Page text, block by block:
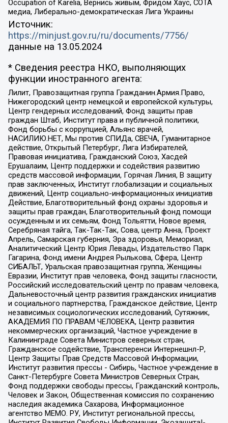
Occupation of Karelia, Вернись живым, Фридом Хаус, СОТА
медиа, Либерально-демократическая Лига Украины
Источник:
https://minjust.gov.ru/ru/documents/7756/
данные на 13.05.2024
* Сведения реестра НКО, выполняющих
функции иностранного агента:
Лилит, Правозащитная группа Гражданин.Армия.Право,
Нижегородский центр немецкой и европейской культуры,
Центр гендерных исследований, Фонд защиты прав
граждан Штаб, Институт права и публичной политики,
Фонд борьбы с коррупцией, Альянс врачей,
НАСИЛИЮ.НЕТ, Мы против СПИДа, СВЕЧА, Гуманитарное
действие, Открытый Петербург, Лига Избирателей,
Правовая инициатива, Гражданский Союз, Хасдей
Ерушалаим, Центр поддержки и содействия развитию
средств массовой информации, Горячая Линия, В защиту
прав заключенных, Институт глобализации и социальных
движений, Центр социально-информационных инициатив
Действие, Благотворительный фонд охраны здоровья и
защиты прав граждан, Благотворительный фонд помощи
осужденным и их семьям, Фонд Тольятти, Новое время,
Серебряная тайга, Так-Так-Так, Сова, центр Анна, Проект
Апрель, Самарская губерния, Эра здоровья, Мемориал,
Аналитический Центр Юрия Левады, Издательство Парк
Гагарина, Фонд имени Андрея Рылькова, Сфера, Центр
СИБАЛЬТ, Уральская правозащитная группа, Женщины
Евразии, Институт прав человека, Фонд защиты гласности,
Российский исследовательский центр по правам человека,
Дальневосточный центр развития гражданских инициатив
и социального партнерства, Гражданское действие, Центр
независимых социологических исследований, Сутяжник,
АКАДЕМИЯ ПО ПРАВАМ ЧЕЛОВЕКА, Центр развития
некоммерческих организаций, Частное учреждение в
Калининграде Совета Министров северных стран,
Гражданское содействие, Трансперенси Интернешнл-Р,
Центр Защиты Прав Средств Массовой Информации,
Институт развития прессы - Сибирь, Частное учреждение в
Санкт-Петербурге Совета Министров Северных Стран,
Фонд поддержки свободы прессы, Гражданский контроль,
Человек и Закон, Общественная комиссия по сохранению
наследия академика Сахарова, Информационное
агентство МЕМО. РУ, Институт региональной прессы,